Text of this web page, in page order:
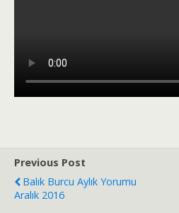
Previous Post
Balık Burcu Aylık Yorumu
Aralık 2016